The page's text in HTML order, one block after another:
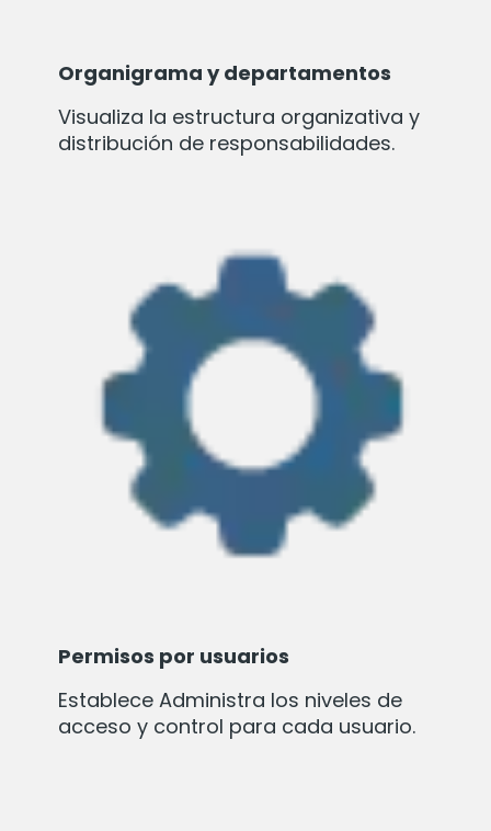
Organigrama y departamentos
Visualiza la estructura organizativa y
distribución de responsabilidades.
Permisos por usuarios
Establece Administra los niveles de
acceso y control para cada usuario.